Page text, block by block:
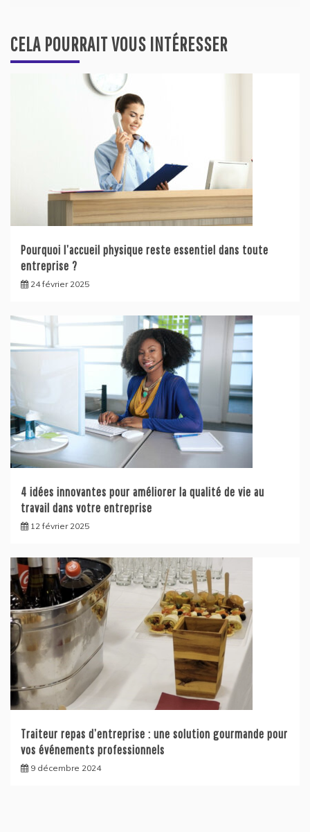
CELA POURRAIT VOUS INTÉRESSER
Pourquoi l’accueil physique reste essentiel dans toute
entreprise ?
24 février 2025
4 idées innovantes pour améliorer la qualité de vie au
travail dans votre entreprise
12 février 2025
Traiteur repas d’entreprise : une solution gourmande pour
vos événements professionnels
9 décembre 2024